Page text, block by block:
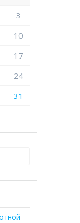
3
10
17
24
31